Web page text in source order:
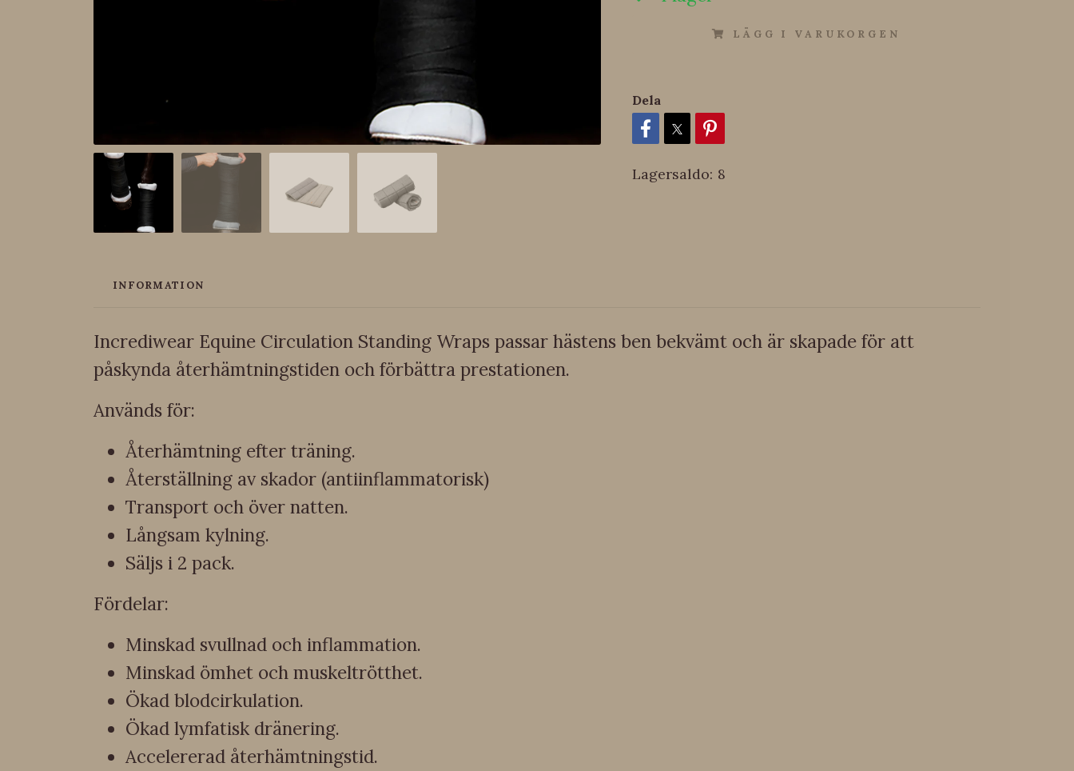
LÄGG I VARUKORGEN
Dela
Lagersaldo: 8
INFORMATION
Incrediwear Equine Circulation Standing Wraps passar hästens ben bekvämt och är skapade för att
påskynda återhämtningstiden och förbättra prestationen.
Används för:
Återhämtning efter träning.
Återställning av skador (antiinflammatorisk)
Transport och över natten.
Långsam kylning.
Säljs i 2 pack.
Fördelar:
Minskad svullnad och inflammation.
Minskad ömhet och muskeltrötthet.
Ökad blodcirkulation.
Ökad lymfatisk dränering.
Accelererad återhämtningstid.